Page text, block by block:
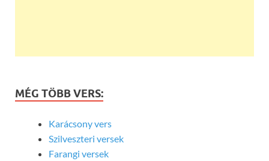
MÉG TÖBB VERS:
Karácsony vers
Szilveszteri versek
Farangi versek